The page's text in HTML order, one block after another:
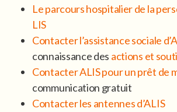
Le parcours hospitalier de la
LIS
Contacter l’assistance sociale
connaissance des actions et
Contacter ALIS pour un prêt de
communication gratuit
Contacter les antennes d’ALIS